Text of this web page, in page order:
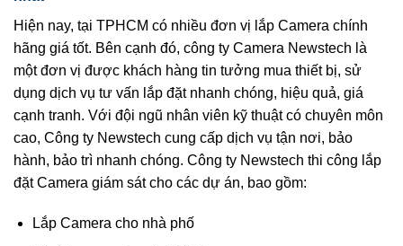
Hiện nay, tại TPHCM có nhiều đơn vị lắp Camera chính
hãng giá tốt. Bên cạnh đó, công ty Camera Newstech là
một đơn vị được khách hàng tin tưởng mua thiết bị, sử
dụng dịch vụ tư vấn lắp đặt nhanh chóng, hiệu quả, giá
cạnh tranh. Với đội ngũ nhân viên kỹ thuật có chuyên môn
cao, Công ty Newstech cung cấp dịch vụ tận nơi, bảo
hành, bảo trì nhanh chóng. Công ty Newstech thi công lắp
đặt Camera giám sát cho các dự án, bao gồm:
Lắp Camera cho nhà phố